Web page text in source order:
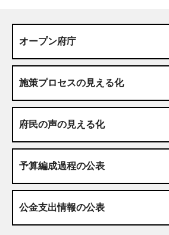
オープン府庁
施策プロセスの見える化
府民の声の見える化
予算編成過程の公表
公金支出情報の公表